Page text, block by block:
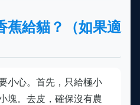
蕉給貓？（如果適
小心。首先，只給極小
塊。去皮，確保沒有農